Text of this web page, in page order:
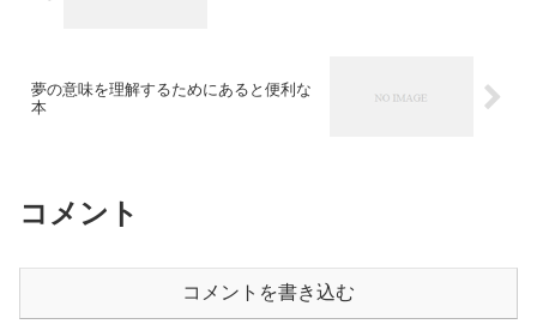
夢の意味を理解するためにあると便利な
本
コメント
コメントを書き込む